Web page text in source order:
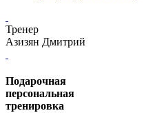
Тренер
Азизян Дмитрий
Подарочная
персональная
тренировка